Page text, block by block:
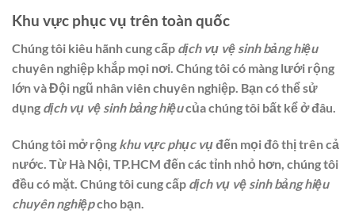
Khu vực phục vụ trên toàn quốc
Chúng tôi kiêu hãnh cung cấp dịch vụ vệ sinh bảng hiệu
chuyên nghiệp khắp mọi nơi. Chúng tôi có màng lưới rộng
lớn và Đội ngũ nhân viên chuyên nghiệp. Bạn có thể sử
dụng dịch vụ vệ sinh bảng hiệucủa chúng tôi bất kể ở đâu.
Chúng tôi mở rộng khu vực phục vụđến mọi đô thị trên cả
nước. Từ Hà Nội, TP.HCM đến các tỉnh nhỏ hơn, chúng tôi
đều có mặt. Chúng tôi cung cấp dịch vụ vệ sinh bảng hiệu
chuyên nghiệpcho bạn.